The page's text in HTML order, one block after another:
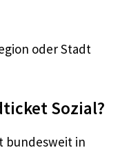
oder Stadt
Sozial?
bundesweit in